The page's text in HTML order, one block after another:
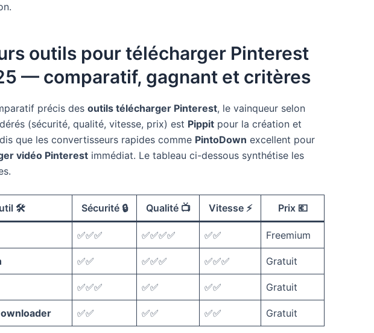
outils pour télécharger Pinterest
— comparatif, gagnant et critères
précis des outils télécharger Pinterest, le vainqueur selon
(sécurité, qualité, vitesse, prix) est Pippit pour la création et
que les convertisseurs rapides comme PintoDown excellent pour
vidéo Pinterest immédiat. Le tableau ci-dessous synthétise les
🛠️ Sécurité 🔒 Qualité 📺 Vitesse ⚡ Prix 💶
✅✅✅ ✅✅✅✅ ✅✅ Freemium
✅✅ ✅✅✅ ✅✅✅ Gratuit
✅✅✅ ✅✅ ✅✅ Gratuit
✅✅ ✅✅ ✅✅ Gratuit